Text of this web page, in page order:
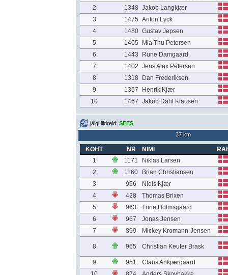
2
1348 Jakob Langkjær
3
1475 Anton Lyck
4
1480 Gustav Jepsen
5
1405
Mia Thu Petersen
6
1443
Rune Damgaard
7
1402 Jens Alex Petersen
8
1318
Dan Frederiksen
9
1357
Henrik Kjær
10
1467 Jakob Dahl Klausen
jälgi liidreid: SEES
37 km
KOHT NR NIMI
1
1171
Niklas Larsen
2
1160
Brian Christiansen
3
956
Niels Kjær
4
428
Thomas Brixen
5
963
Trine Holmsgaard
6
967
Jonas Jensen
7
899 Mickey Kromann-Jensen
8 965 Christian Keuter Brask
9 951
Claus Ankjærgaard